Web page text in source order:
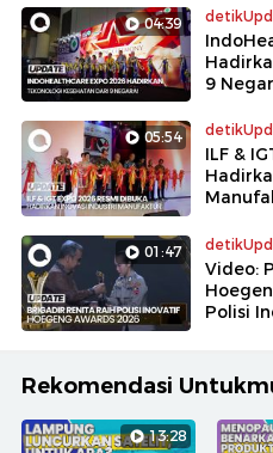
04:39
9
05:54
ILF &
01:47
Video:
Polisi
Rekomendasi
13:28